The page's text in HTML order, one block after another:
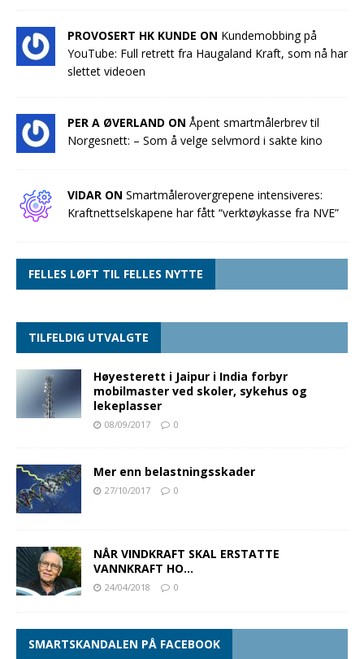
PROVOSERT HK KUNDE ON Kundemobbing på
YouTube: Full retrett fra Haugaland Kraft, som nå har
slettet videoen
PER A ØVERLAND ON Åpent smartmålerbrev til
Norgesnett: – Som å velge selvmord i sakte kino
VIDAR ON Smartmålerovergrepene intensiveres:
Kraftnettselskapene har fått “verktøykasse fra NVE”
FELLES LØFT TIL FELLES NYTTE
TILFELDIG UTVALGTE
Høyesterett i Jaipur i India forbyr
mobilmaster ved skoler, sykehus og
lekeplasser
08/09/2017 0
Mer enn belastningsskader
27/10/2017 0
NÅR VINDKRAFT SKAL ERSTATTE
VANNKRAFT HO…
24/04/2018 0
SMARTSKANDALEN PÅ FACEBOOK